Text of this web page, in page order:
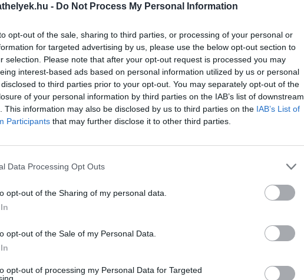
- Do Not Process My Personal Information
opt-out of the sale, sharing to third parties, or processing of your personal or
for targeted advertising by us, please use the below opt-out section to
selection. Please note that after your opt-out request is processed you may
interest-based ads based on personal information utilized by us or personal
to third parties prior to your opt-out. You may separately opt-out of the
of your personal information by third parties on the IAB’s list of downstream
This information may also be disclosed by us to third parties on the IAB’s List of
Participants that may further disclose it to other third parties.
Data Processing Opt Outs
opt-out of the Sharing of my personal data.
opt-out of the Sale of my Personal Data.
opt-out of processing my Personal Data for Targeted